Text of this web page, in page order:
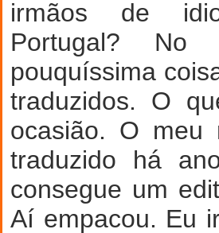
irmãos de
Portugal?
pouquíssima
traduzidos. O
ocasião. O meu
traduzido há
consegue um
Aí empacou. Eu